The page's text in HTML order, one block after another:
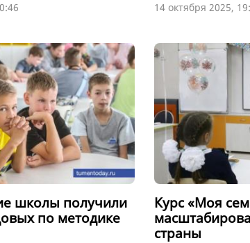
14 октября 2025,
школы получили
по методике
Курс «Моя
страны